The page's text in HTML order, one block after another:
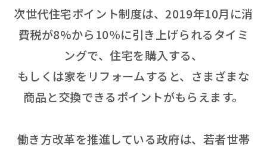
次世代住宅ポイント制度は、2019年10月に消
費税が8%から10％に引き上げられるタイミ
ングで、住宅を購入する、
もしくは家をリフォームすると、さまざまな
商品と交換できるポイントがもらえます。
働き方改革を推進している政府は、若者世帯